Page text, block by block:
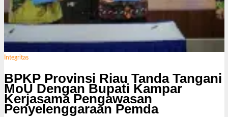
Integritas
BPKP Provinsi Riau Tanda Tangani
MoU Dengan Bupati Kampar
Kerjasama Pengawasan
Penyelenggaraan Pemda